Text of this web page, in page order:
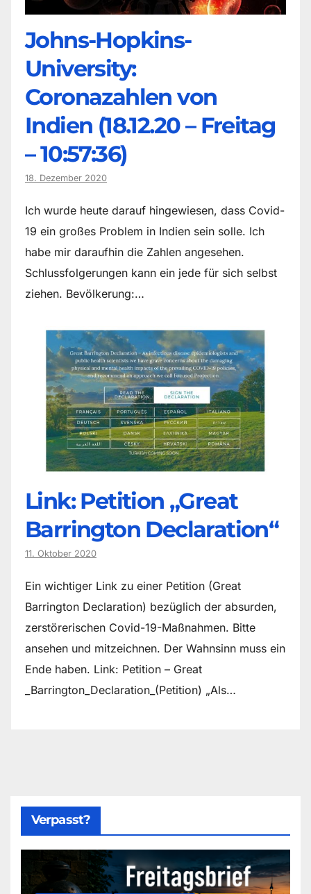
Johns-Hopkins-
University:
Coronazahlen von
Indien (18.12.20 – Freitag
– 10:57:36)
18. Dezember 2020
Ich wurde heute darauf hingewiesen, dass Covid-
19 ein großes Problem in Indien sein solle. Ich
habe mir daraufhin die Zahlen angesehen.
Schlussfolgerungen kann ein jede für sich selbst
ziehen. Bevölkerung:…
Link: Petition „Great
Barrington Declaration“
11. Oktober 2020
Ein wichtiger Link zu einer Petition (Great
Barrington Declaration) bezüglich der absurden,
zerstörerischen Covid-19-Maßnahmen. Bitte
ansehen und mitzeichnen. Der Wahnsinn muss ein
Ende haben. Link: Petition – Great
_Barrington_Declaration_(Petition) „Als…
Verpasst?